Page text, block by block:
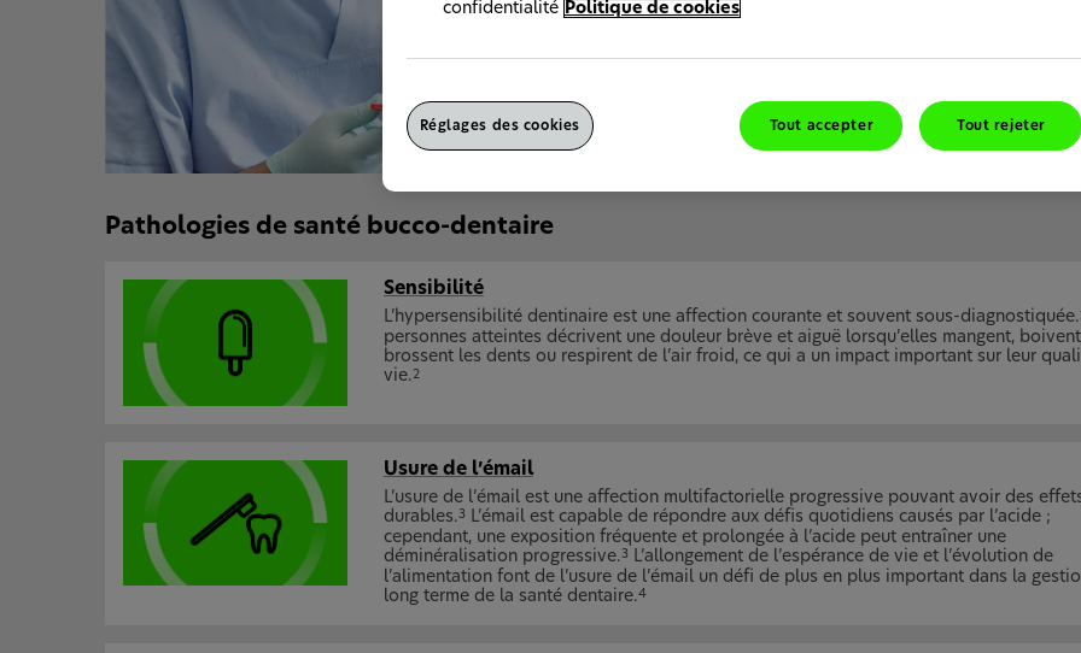
également des recommandations en
de diagnostic et de prise en charge.
Pathologies de santé bucco-dentaire
Sensibilité
L’hypersensibilité dentinaire est une affection courante et souvent sous-diagnostiquée.
personnes atteintes décrivent une douleur brève et aiguë lorsqu’elles mangent,
brossent les dents ou respirent de l’air froid, ce qui a un impact important sur leur
vie. 2
Usure de l’émail
L’usure de l’émail est une affection multifactorielle progressive pouvant avoir des
durables.3L’émail est capable de répondre aux défis quotidiens causés par l’acide ;
cependant, une exposition fréquente et prolongée à l’acide peut entraîner une
déminéralisation progressive.3L’allongement de l’espérance de vie et l’évolution de
l’alimentation font de l’usure de l’émail un défi de plus en plus important dans la
long terme de la santé dentaire.4
confidentialité
Politique de cookies
Tout accepter Tout rejeter
Réglages des cookies